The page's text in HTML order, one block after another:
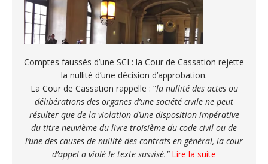
Comptes faussés d’une SCI : la Cour de Cassation rejette
la nullité d’une décision d’approbation.
La Cour de Cassation rappelle : “la nullité des actes ou
délibérations des organes d’une société civile ne peut
résulter que de la violation d’une disposition impérative
du titre neuvième du livre troisième du code civil ou de
l’une des causes de nullité des contrats en général, la cour
d’appel a violé le texte susvisé.” Lire la suite